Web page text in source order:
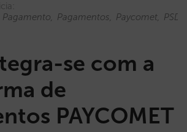
Pagamento Pagamentos Paycomet PSD2
se com a
de
PAYCOMET